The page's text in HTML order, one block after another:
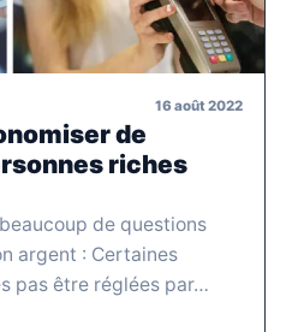
16 août 2022
de
riches
de questions
argent : Certaines
pas être réglées par…